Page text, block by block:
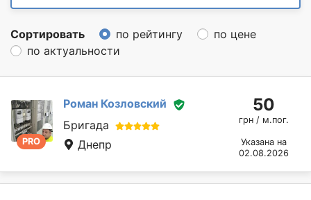
Сортировать по рейтингу
по цене
по актуальности
PRO
Роман Козловский
Бригада
Днепр
50
грн / м.пог.
Указана на
02.08.2026